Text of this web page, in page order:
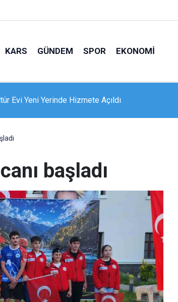
KARS GÜNDEM SPOR EKONOMI
başladı